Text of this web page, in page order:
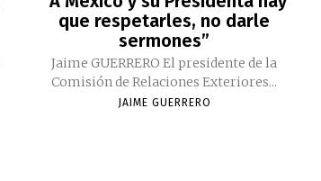
que respetarles, no darle
sermones”
Jaime GUERRERO El presidente de la
Comisión de Relaciones Exteriores...
JAIME GUERRERO